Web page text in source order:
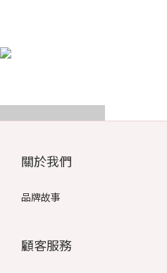
Coming
關於我們
品牌故事
顧客服務